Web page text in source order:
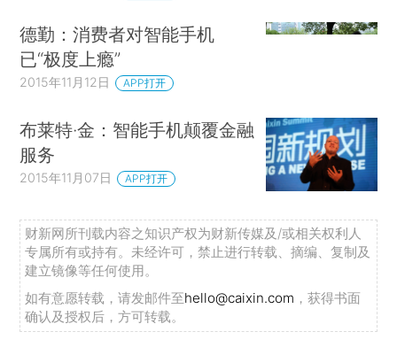
德勤：消费者对智能手机
已“极度上瘾”
2015年11月12日 APP打开
布莱特·金：智能手机颠覆金融
服务
2015年11月07日 APP打开
财新网所刊载内容之知识产权为财新传媒及/或相关权利人
专属所有或持有。未经许可，禁止进行转载、摘编、复制及
建立镜像等任何使用。
如有意愿转载，请发邮件至hello@caixin.com ，获得书面
确认及授权后，方可转载。